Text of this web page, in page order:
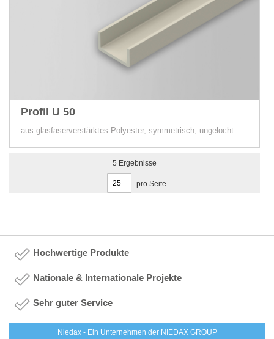
Profil U 50
aus glasfaserverstärktes Polyester, symmetrisch, ungelocht
5 Ergebnisse
pro Seite
Hochwertige Produkte
Nationale & Internationale Projekte
Sehr guter Service
Niedax - Ein Unternehmen der NIEDAX GROUP